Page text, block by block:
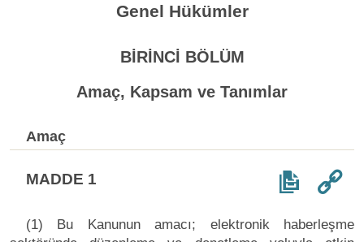
Genel Hükümler
BİRİNCİ BÖLÜM
Amaç, Kapsam ve Tanımlar
Amaç
MADDE 1
(1) Bu Kanunun amacı; elektronik haberleşme